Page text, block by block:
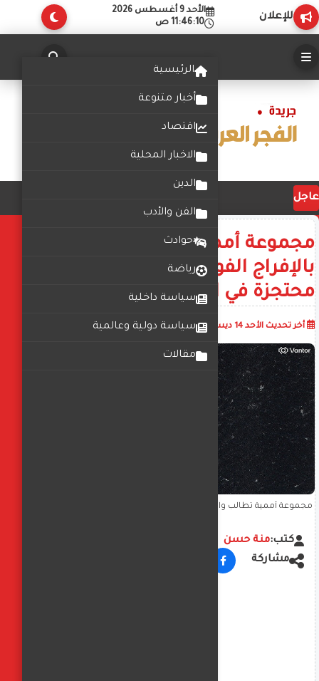
للإعلان
الأحد 9 أغسطس 2026
11:46:10 ص
الرئيسية
أخبار متنوعة
اقتصاد
الاخبار المحلية
الدين
الفن والأدب
حوادث
رياضة
سياسة داخلية
سياسة دولية وعالمية
مقالات
عاجل
مجموعة أممية تطالب واشنطن
بالإفراج الفوري عن ناقلة نفط
محتجزة في الكاريبي
أخر تحديث الأحد 14 ديسمبر 2025 10:47:42 ص
مجموعة أممية تطالب واشنطن بالإفراج الفوري عن ناقلة نفط محتجزة
كتب:منة حسن
مشاركة